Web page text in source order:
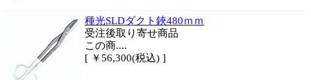
種光SLDダクト鋏480ｍｍ
受注後取り寄せ商品
この商....
[ ￥56,300(税込) ]